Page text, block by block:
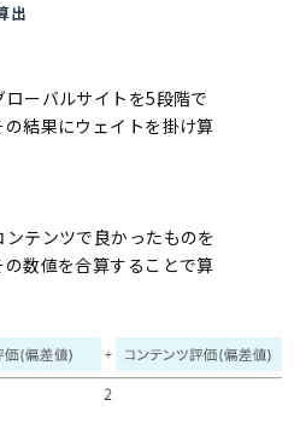
出
ーバルサイトを5段階で
結果にウェイトを掛け算
テンツで良かったものを
数値を合算することで算